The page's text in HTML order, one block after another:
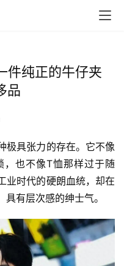
件纯正的牛仔夹
品
极具张力的存在。它不像
，也不像T恤那样过于随
业时代的硬朗血统，却在
有层次感的绅士气。